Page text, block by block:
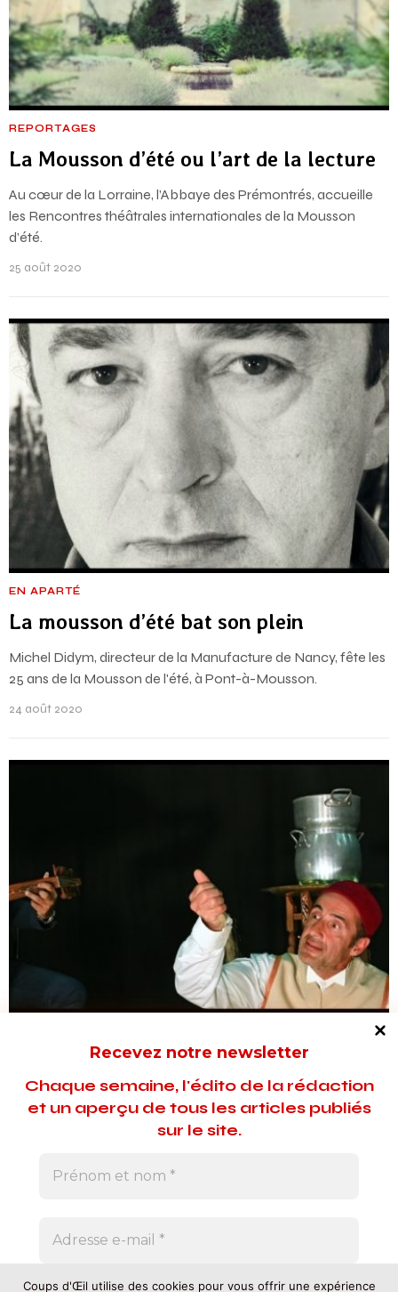
REPORTAGES
La Mousson d’été ou l’art de la lecture
Au cœur de la Lorraine, l’Abbaye des Prémontrés, accueille
les Rencontres théâtrales internationales de la Mousson
d’été.
25 août 2020
EN APARTÉ
La mousson d’été bat son plein
Michel Didym, directeur de la Manufacture de Nancy, fête les
25 ans de la Mousson de l'été, à Pont-à-Mousson.
24 août 2020
Couscous Party à Nancy
Dans le cadre de l’été culturel et apprenant, Michel Didym et
le comédien Bruno Ricci revisitent un texte emblématique de
12 juillet 2020
Recevez notre newsletter
Chaque semaine, l'édito de la rédaction
et un aperçu de tous les articles publiés
sur le site.
Coups d'Œil utilise des cookies pour vous offrir une expérience